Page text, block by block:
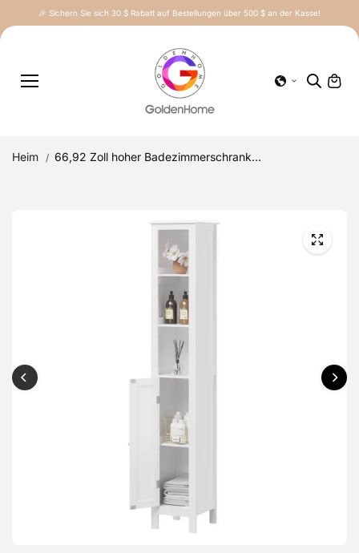
Inhalt
🎉 Sichern Sie sich 30 $ Rabatt auf Bestellungen über 500 $ an der Kasse!
Heim 66,92 Zoll hoher Badezimmerschrank...